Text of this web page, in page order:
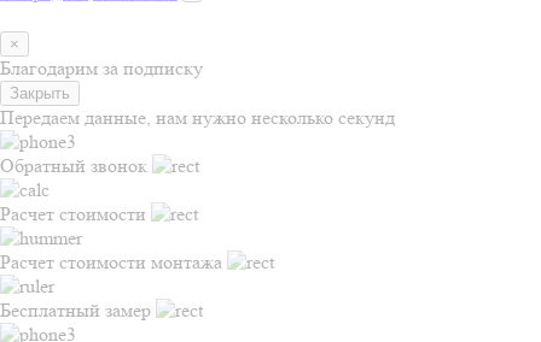
×
Благодарим за подписку
Закрыть
Передаем данные, нам нужно несколько секунд
Обратный звонок
Расчет стоимости
Расчет стоимости монтажа
Бесплатный замер